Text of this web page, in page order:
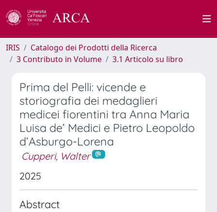
IRIS
Catalogo dei Prodotti della Ricerca
3 Contributo in Volume
3.1 Articolo su libro
Prima del Pelli: vicende e
storiografia dei medaglieri
medicei fiorentini tra Anna Maria
Luisa de’ Medici e Pietro Leopoldo
d’Asburgo-Lorena
Cupperi, Walter
2025
Abstract